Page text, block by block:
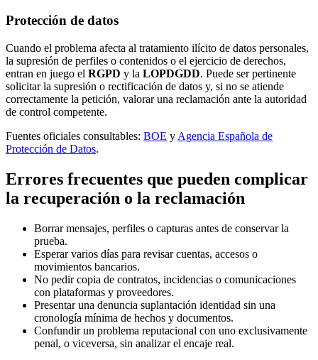
Protección de datos
Cuando el problema afecta al tratamiento ilícito de datos personales,
la supresión de perfiles o contenidos o el ejercicio de derechos,
entran en juego el RGPD y la LOPDGDD. Puede ser pertinente
solicitar la supresión o rectificación de datos y, si no se atiende
correctamente la petición, valorar una reclamación ante la autoridad
de control competente.
Fuentes oficiales consultables: BOE y Agencia Española de
Protección de Datos.
Errores frecuentes que pueden complicar
la recuperación o la reclamación
Borrar mensajes, perfiles o capturas antes de conservar la
prueba.
Esperar varios días para revisar cuentas, accesos o
movimientos bancarios.
No pedir copia de contratos, incidencias o comunicaciones
con plataformas y proveedores.
Presentar una denuncia suplantación identidad sin una
cronología mínima de hechos y documentos.
Confundir un problema reputacional con uno exclusivamente
penal, o viceversa, sin analizar el encaje real.